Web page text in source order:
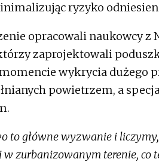
ryzyko
opracowali naukowcy z
zaprojektowali
wykrycia dużego
powietrzem, a
to główne wyzwanie i
w zurbanizowanym terenie, co